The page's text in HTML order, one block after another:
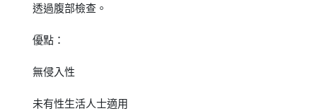
透過腹部檢查。
優點：
無侵入性
未有性生活人士適用